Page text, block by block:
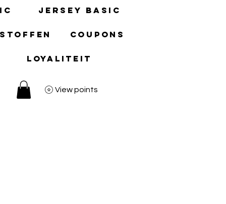
Jersey basic
Coupons
Loyaliteit
View points